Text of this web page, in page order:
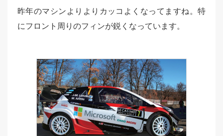
昨年のマシンよりよりカッコよくなってますね。特
にフロント周りのフィンが鋭くなっています。